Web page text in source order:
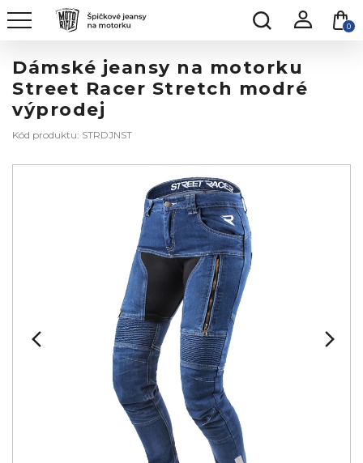
0
Dámské jeansy na motorku
Street Racer Stretch modré
výprodej
Kód produktu: STRDJNST